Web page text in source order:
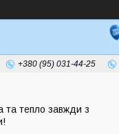
+380 (95) 031-44-25
та тепло завжди з